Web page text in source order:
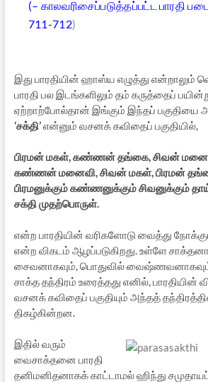
(– காலவரிசைப்படுத்தப்பட்ட பாரதி
711-712)
இது பாரதியின் ஹாஸ்ய எழுத்து என்றாலும்
பாரதி பல இடங்களிலும் தம் கருத்தைப்
ஏற்றாற்போல்தான் இங்கும் இந்தப் பகுதியை
‘சக்தி’என்னும் வசனக் கவிதைப் பகுதியில்,
பிரமன் மகள், கண்ணன் தங்கை, சிவன்
கண்ணன் மனைவி, சிவன் மகள், பிரமன்
பிரமனுக்கும் கண்ணனுக்கும் சிவனுக்கும்
சக்தி முதற்பொருள்.
என்ற பாரதியின் வரிகளோடு வைத்து
என்ற விகடம் ஆழப்படுகிறது. உள்ளே
சைவனாகவும், பொதுவில் வைஷ்ணவனாகவும்
சாக்த தந்திரம் உரைத்தது எனில், பாரதியின்
வசனக் கவிதைப் பகுதியும் அந்தத்
திகழ்கின்றன.
இதில் வரும்
வைசாக்தனை பாரதி
தனிமனிதனாகக் காட்டாமல் ஹிந்து